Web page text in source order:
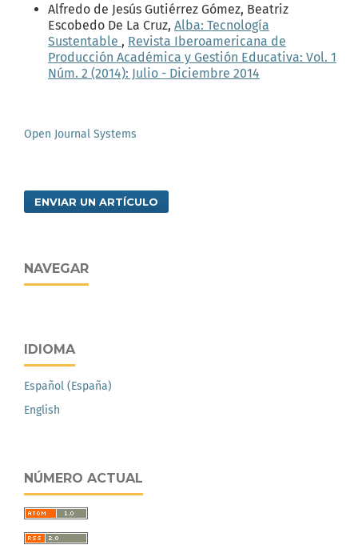
Alfredo de Jesús Gutiérrez Gómez, Beatriz
Escobedo De La Cruz, Alba: Tecnología
Sustentable , Revista Iberoamericana de
Producción Académica y Gestión Educativa: Vol. 1
Núm. 2 (2014): Julio - Diciembre 2014
Open Journal Systems
ENVIAR UN ARTÍCULO
NAVEGAR
IDIOMA
Español (España)
English
NÚMERO ACTUAL